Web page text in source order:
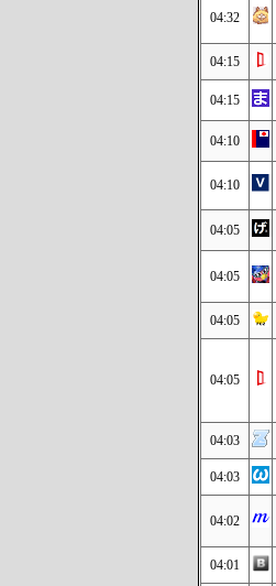
04:32
04:15
04:15
04:10
04:10
04:05
04:05
04:05
04:05
04:03
04:03
04:02
04:01